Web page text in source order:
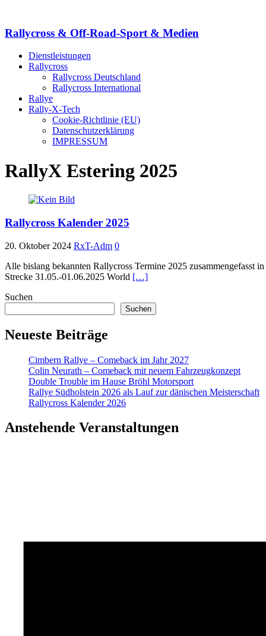
Rallycross & Off-Road-Sport & Medien
Dienstleistungen
Rallycross
Rallycross Deutschland
Rallycross International
Rallye
Rally-X-Tech
Cookie-Richtlinie (EU)
Datenschutzerklärung
IMPRESSUM
RallyX Estering 2025
Rallycross Kalender 2025
20. Oktober 2024 RxT-Adm 0
Alle bislang bekannten Rallycross Termine 2025
Strecke 31.05.-01.06.2025 World […]
Suchen
Suchen
Neueste Beiträge
Cimbern Rallye – Comeback im Jahr 2027
Colin Neurath – Comeback mit neuem Fahrzeugkonzept
Double Trouble im Hause Bröhl Motorsport
Rallye Südholstein 2026 als Lauf zur dänischen Meisterschaft
Rallycross Kalender 2026
Anstehende Veranstaltungen